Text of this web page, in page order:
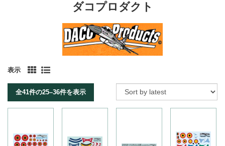
ダコプロダクト
表示
全41件の25–36件を表示